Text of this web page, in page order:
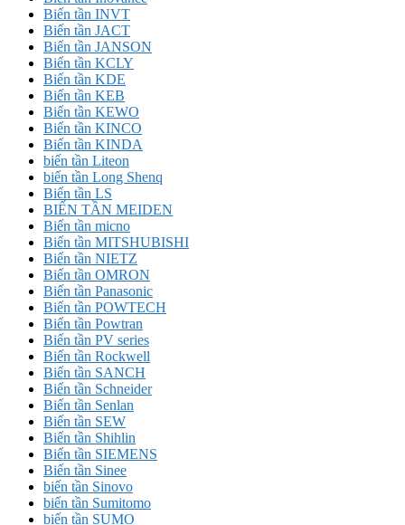
Biến tần INVT
Biến tần JACT
Biến tần JANSON
Biến tần KCLY
Biến tần KDE
Biến tần KEB
Biến tần KEWO
Biến tần KINCO
Biến tần KINDA
biến tần Liteon
biến tần Long Shenq
Biến tần LS
BIẾN TẦN MEIDEN
Biến tần micno
Biến tần MITSHUBISHI
Biến tần NIETZ
Biến tần OMRON
Biến tần Panasonic
Biến tần POWTECH
Biến tần Powtran
Biến tần PV series
Biến tần Rockwell
Biến tần SANCH
Biến tần Schneider
Biến tần Senlan
Biến tần SEW
Biến tần Shihlin
Biến tần SIEMENS
Biến tần Sinee
biến tần Sinovo
biến tần Sumitomo
biến tần SUMO